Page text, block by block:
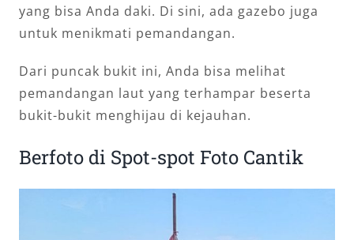
yang bisa Anda daki. Di sini, ada gazebo juga
untuk menikmati pemandangan.
Dari puncak bukit ini, Anda bisa melihat
pemandangan laut yang terhampar beserta
bukit-bukit menghijau di kejauhan.
Berfoto di Spot-spot Foto Cantik